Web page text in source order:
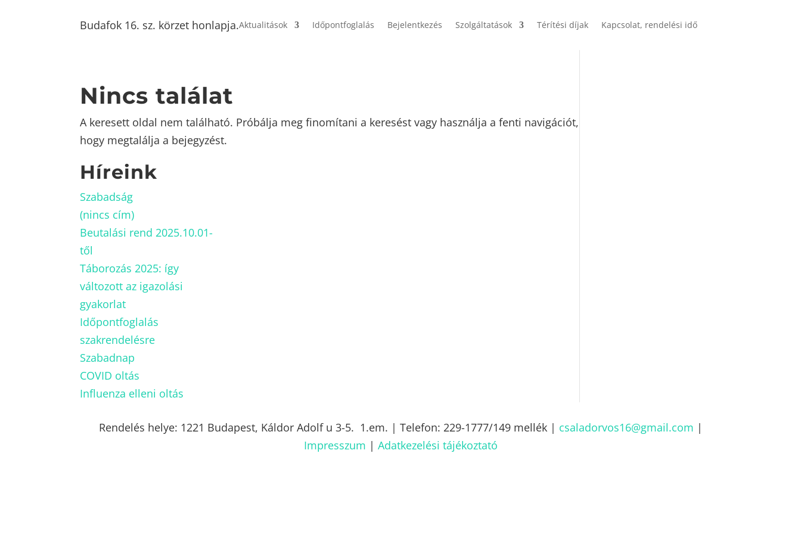
Budafok 16. sz. körzet honlapja.Aktualitások Időpontfoglalás Bejelentkezés Szolgáltatások Térítési díjak Kapcsolat, rendelési idő
Nincs találat
A keresett oldal nem található. Próbálja meg finomítani a keresést vagy használja a fenti navigációt,
hogy megtalálja a bejegyzést.
Híreink
Szabadság
(nincs cím)
Beutalási rend 2025.10.01-
től
Táborozás 2025: így
változott az igazolási
gyakorlat
Időpontfoglalás
szakrendelésre
Szabadnap
COVID oltás
Influenza elleni oltás
Rendelés helye: 1221 Budapest, Káldor Adolf u 3-5. 1.em. | Telefon: 229-1777/149 mellék | csaladorvos16@gmail.com |
Impresszum | Adatkezelési tájékoztató